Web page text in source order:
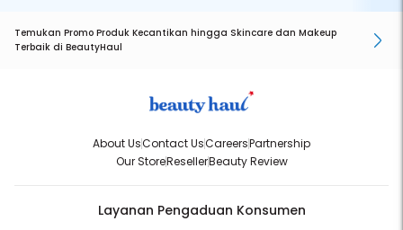
Temukan Promo Produk Kecantikan hingga Skincare dan Makeup
Terbaik di BeautyHaul
About UsContact UsCareersPartnership
Our StoreResellerBeauty Review
Layanan Pengaduan Konsumen